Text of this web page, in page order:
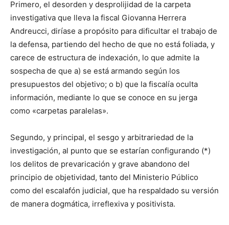
Primero, el desorden y desprolijidad de la carpeta
investigativa que lleva la fiscal Giovanna Herrera
Andreucci, diríase a propósito para dificultar el trabajo de
la defensa, partiendo del hecho de que no está foliada, y
carece de estructura de indexación, lo que admite la
sospecha de que a) se está armando según los
presupuestos del objetivo; o b) que la fiscalía oculta
información, mediante lo que se conoce en su jerga
como «carpetas paralelas».
Segundo, y principal, el sesgo y arbitrariedad de la
investigación, al punto que se estarían configurando (*)
los delitos de prevaricación y grave abandono del
principio de objetividad, tanto del Ministerio Público
como del escalafón judicial, que ha respaldado su versión
de manera dogmática, irreflexiva y positivista.